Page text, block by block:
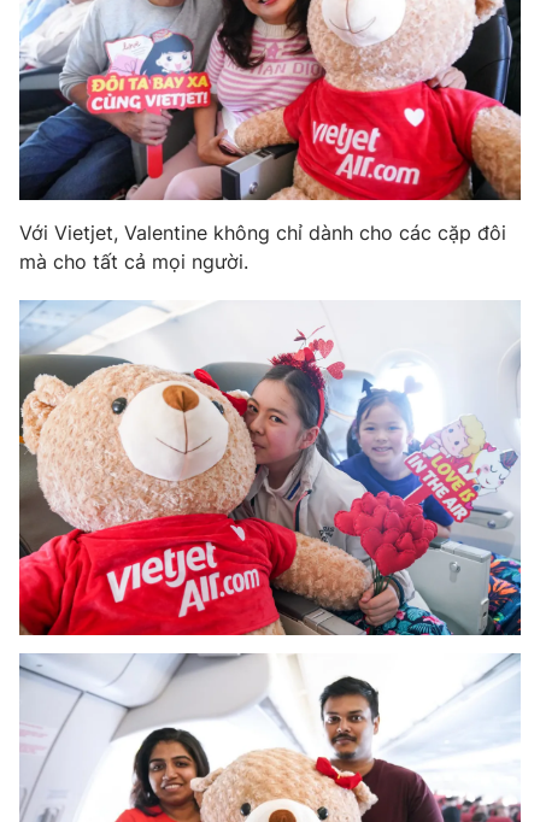
Với Vietjet, Valentine không chỉ dành cho các cặp đôi
mà cho tất cả mọi người.